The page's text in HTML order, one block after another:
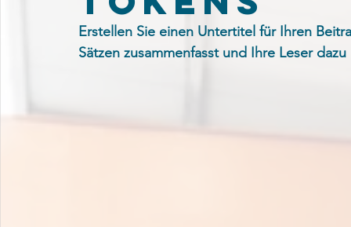
Erstellen Sie einen Untertitel für Ihren
Sätzen zusammenfasst und Ihre Leser